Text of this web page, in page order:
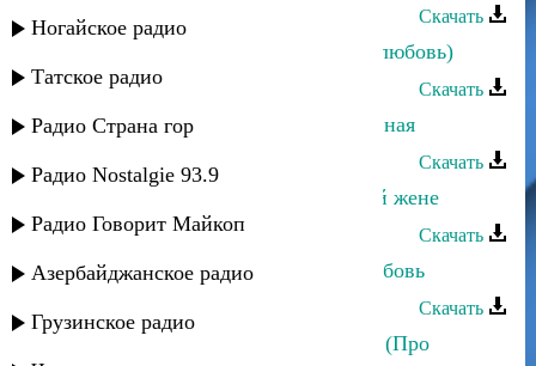
Ногайское радио
Татское радио
Радио Страна гор
Радио Nostalgie 93.9
Радио Говорит Майкоп
Азербайджанское радио
Грузинское радио
Скачать
Саид Магомедов - Народная (Про любовь)
Скачать
Магомедзапир Магомедов - Душевная
Скачать
Саид Магомедов - Любовь к чужой жене
Скачать
Загир Магомедов - Безответная любовь
Скачать
Саид Магомедов - Песня Махмуда (Про